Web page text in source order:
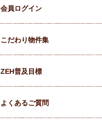
会員ログイン
こだわり物件集
ZEH普及目標
よくあるご質問